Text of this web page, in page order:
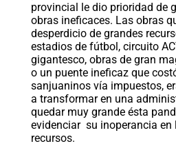
provincial le dio prioridad de
obras ineficaces. Las obras
desperdicio de grandes
estadios de fútbol, circuito
gigantesco, obras de gran
o un puente ineficaz que
sanjuaninos vía impuestos,
a transformar en una
quedar muy grande ésta
evidenciar su inoperancia en
recursos.